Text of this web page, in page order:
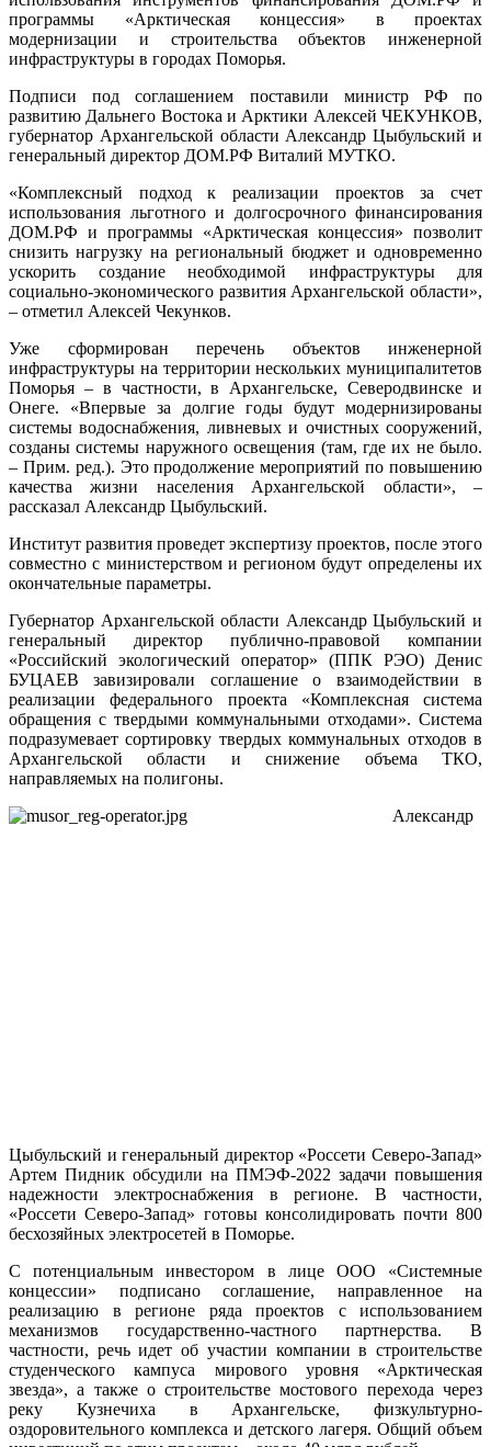
программы «Арктическая концессия» в проектах
модернизации и строительства объектов инженерной
инфраструктуры в городах Поморья.
Подписи под соглашением поставили министр РФ по
развитию Дальнего Востока и Арктики Алексей ЧЕКУНКОВ,
губернатор Архангельской области Александр Цыбульский и
генеральный директор ДОМ.РФ Виталий МУТКО.
«Комплексный подход к реализации проектов за счет
использования льготного и долгосрочного финансирования
ДОМ.РФ и программы «Арктическая концессия» позволит
снизить нагрузку на региональный бюджет и одновременно
ускорить создание необходимой инфраструктуры для
социально-экономического развития Архангельской области»,
– отметил Алексей Чекунков.
Уже сформирован перечень объектов инженерной
инфраструктуры на территории нескольких муниципалитетов
Поморья – в частности, в Архангельске, Северодвинске и
Онеге. «Впервые за долгие годы будут модернизированы
системы водоснабжения, ливневых и очистных сооружений,
созданы системы наружного освещения (там, где их не было.
– Прим. ред.). Это продолжение мероприятий по повышению
качества жизни населения Архангельской области», –
рассказал Александр Цыбульский.
Институт развития проведет экспертизу проектов, после этого
совместно с министерством и регионом будут определены их
окончательные параметры.
Губернатор Архангельской области Александр Цыбульский и
генеральный директор публично-правовой компании
«Российский экологический оператор» (ППК РЭО) Денис
БУЦАЕВ завизировали соглашение о взаимодействии в
реализации федерального проекта «Комплексная система
обращения с твердыми коммунальными отходами». Система
подразумевает сортировку твердых коммунальных отходов в
Архангельской области и снижение объема ТКО,
направляемых на полигоны.
Александр
Цыбульский и генеральный директор «Россети Северо-Запад»
Артем Пидник обсудили на ПМЭФ-2022 задачи повышения
надежности электроснабжения в регионе. В частности,
«Россети Северо-Запад» готовы консолидировать почти 800
бесхозяйных электросетей в Поморье.
C потенциальным инвестором в лице ООО «Системные
концессии» подписано соглашение, направленное на
реализацию в регионе ряда проектов с использованием
механизмов государственно-частного партнерства. В
частности, речь идет об участии компании в строительстве
студенческого кампуса мирового уровня «Арктическая
звезда», а также о строительстве мостового перехода через
реку Кузнечиха в Архангельске, физкультурно-
оздоровительного комплекса и детского лагеря. Общий объем